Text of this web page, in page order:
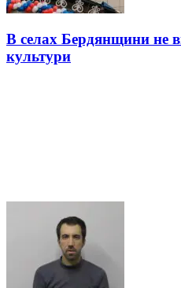
В селах Бердянщини не
культури